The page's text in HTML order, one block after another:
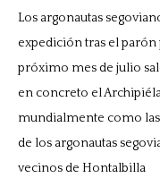
Los argonautas
expedición tras el
próximo mes de julio
en concreto el
mundialmente como las
de los argonautas
vecinos de Hontalbilla